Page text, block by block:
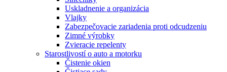
Uskladnenie a organizácia
Vlajky
Zabezpečovacie zariadenia proti odcudzeniu
Zimné výrobky
Zvieracie repelenty
Starostlivostí o auto a motorku
Čistenie okien